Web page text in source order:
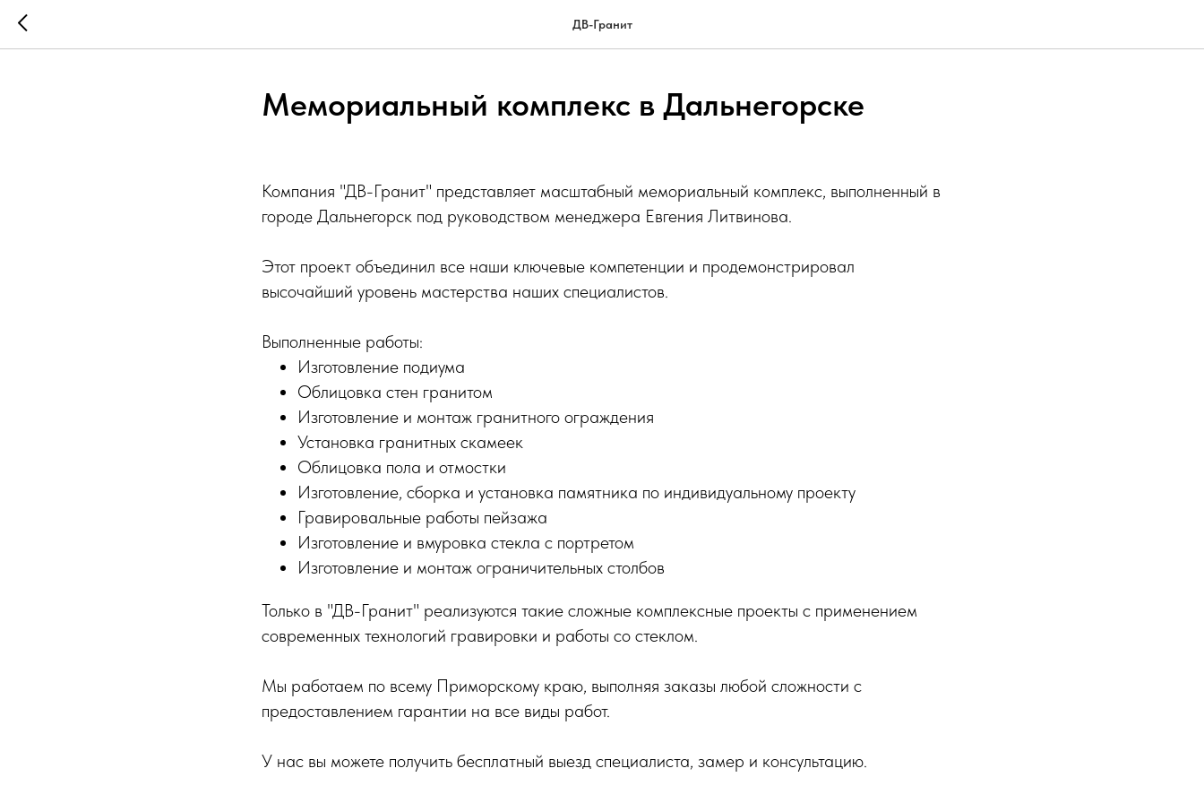
ДВ-Гранит
Мемориальный комплекс в Дальнегорске
Компания "ДВ-Гранит" представляет масштабный мемориальный комплекс, выполненный в
городе Дальнегорск под руководством менеджера Евгения Литвинова.
Этот проект объединил все наши ключевые компетенции и продемонстрировал
высочайший уровень мастерства наших специалистов.
Выполненные работы:
Изготовление подиума
Облицовка стен гранитом
Изготовление и монтаж гранитного ограждения
Установка гранитных скамеек
Облицовка пола и отмостки
Изготовление, сборка и установка памятника по индивидуальному проекту
Гравировальные работы пейзажа
Изготовление и вмуровка стекла с портретом
Изготовление и монтаж ограничительных столбов
️Только в "ДВ-Гранит" реализуются такие сложные комплексные проекты с применением
современных технологий гравировки и работы со стеклом.
Мы работаем по всему Приморскому краю, выполняя заказы любой сложности с
предоставлением гарантии на все виды работ.
У нас вы можете получить бесплатный выезд специалиста, замер и консультацию.